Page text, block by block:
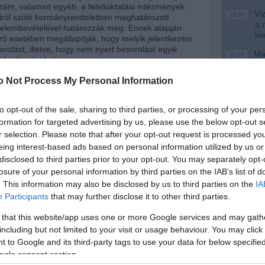
Not Process My Personal Information
opt-out of the sale, sharing to third parties, or processing of your
for targeted advertising by us, please use the below opt-out
selection. Please note that after your opt-out request is processed
interest-based ads based on personal information utilized by us
to third parties prior to your opt-out. You may separately
of your personal information by third parties on the IAB’s list of
This information may also be disclosed by us to third parties on the
Participants that may further disclose it to other third parties.
that this website/app uses one or more Google services and may
but not limited to your visit or usage behaviour. You may
to Google and its third-party tags to use your data for below
consent section.
valamint egyéb, a felsőoktatási intézmények
szóló kormányrendeletben meghatározott
határozzák meg. Ennek alapján
esetében megállapítják, hogy melyik jelentkezési
illetve, hogy nem nyert besorolást egyik
helyre sem.
tartalmazó határozatot az Oktatási Hivatal küldi
felvételi döntésről az érintetteket az illetékes
írásban értesíti, amely tartalmazza az
teendőket, mint például a beiratkozás lehetősége.
ellen a jelentkező a közigazgatási hatósági
általános szabályairól, valamint a
törvény alapján a döntés közlésétől, ennek
jutástól számított 10 munkanapon belül
be a nemzeti erőforrás miniszternek címezve,
nincs meghatározott jogcímhez kötve, fellebbezni
amelyre tekintettel az érintett a döntést
Amennyiben a jelentkező a felsőoktatási
12:56
a
11:15
Nem is
Tanár Úr
AZ
JólVanna
Porvihar